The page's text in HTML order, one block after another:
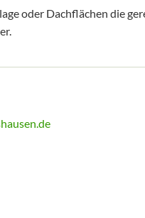
oder Dachflächen die